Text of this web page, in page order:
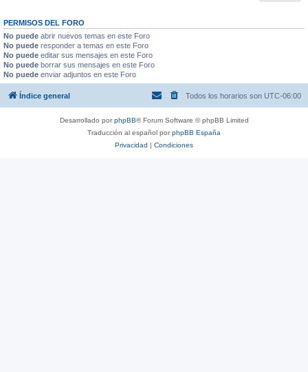
PERMISOS DEL FORO
No puede abrir nuevos temas en este Foro
No puede responder a temas en este Foro
No puede editar sus mensajes en este Foro
No puede borrar sus mensajes en este Foro
No puede enviar adjuntos en este Foro
Índice general Todos los horarios son UTC-06:00
Desarrollado porphpBB® Forum Software © phpBB Limited
Traducción al español porphpBB España
Privacidad | Condiciones